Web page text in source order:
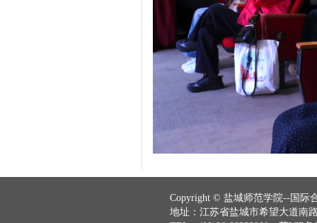
Copyright © 盐城师范学院--国际
地址：江苏省盐城市希望大道南